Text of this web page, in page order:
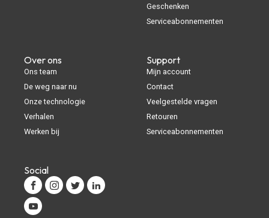
Geschenken
Serviceabonnementen
Over ons
Ons team
De weg naar nu
Onze technologie
Verhalen
Werken bij
Support
Mijn account
Contact
Veelgestelde vragen
Retouren
Serviceabonnementen
Social